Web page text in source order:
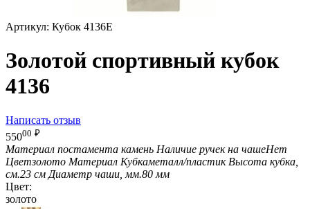
Артикул: Кубок 4136E
Золотой спортивный кубок
4136
Написать отзыв
55000 ₽
Материал постамента камень Наличие ручек на чашеНет
Цветзолото Материал Кубкаметалл/пластик Высота кубка,
см.23 см Диаметр чаши, мм.80 мм
Цвет:
золото